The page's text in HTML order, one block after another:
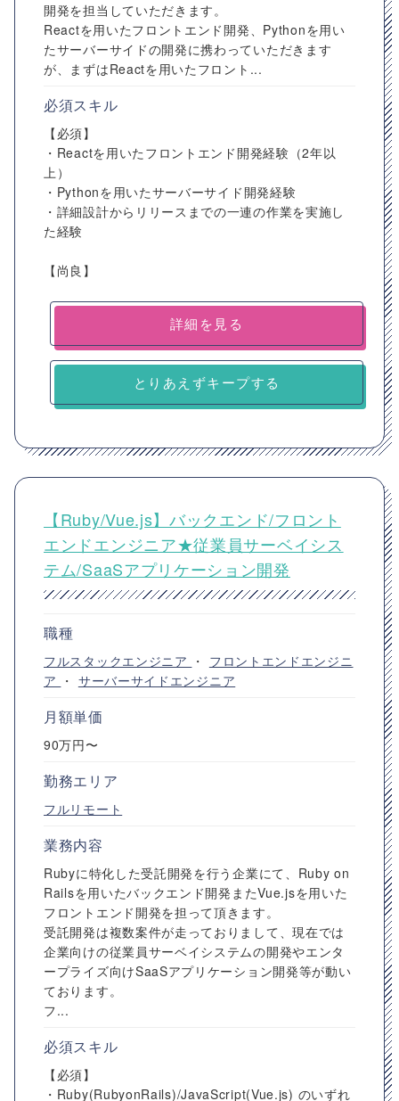
開発を担当していただきます。
Reactを用いたフロントエンド開発、Pythonを用い
たサーバーサイドの開発に携わっていただきます
が、まずはReactを用いたフロント...
必須スキル
【必須】
・Reactを用いたフロントエンド開発経験（2年以
上）
・Pythonを用いたサーバーサイド開発経験
・詳細設計からリリースまでの一連の作業を実施し
た経験
【尚良】
詳細を見る
とりあえずキープする
【Ruby/Vue.js】バックエンド/フロント
エンドエンジニア★従業員サーベイシス
テム/SaaSアプリケーション開発
職種
フルスタックエンジニア ・ フロントエンドエンジニ
ア ・ サーバーサイドエンジニア
月額単価
90万円〜
勤務エリア
フルリモート
業務内容
Rubyに特化した受託開発を行う企業にて、Ruby on
Railsを用いたバックエンド開発またVue.jsを用いた
フロントエンド開発を担って頂きます。
受託開発は複数案件が走っておりまして、現在では
企業向けの従業員サーベイシステムの開発やエンタ
ープライズ向けSaaSアプリケーション開発等が動い
ております。
フ...
必須スキル
【必須】
・Ruby(RubyonRails)/JavaScript(Vue.js) のいずれ